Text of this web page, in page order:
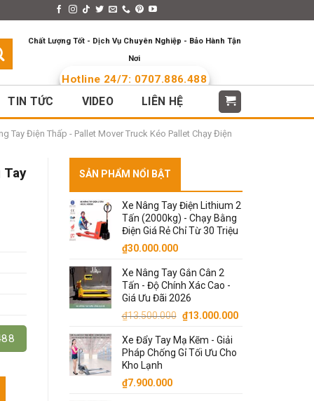
Chất Lượng Tốt - Dịch Vụ Chuyên Nghiệp - Bảo Hành Tận
Nơi
Hotline 24/7: 0707.886.488
TIN TỨC VIDEO LIÊN HỆ
Tay Điện Thấp - Pallet Mover Truck Kéo Pallet Chạy Điện
Tay
lượng
SẢN PHẨM NỔI BẬT
Xe Nâng Tay Điện Lithium 2
Tấn (2000kg) - Chạy Bằng
Điện Giá Rẻ Chỉ Từ 30 Triệu
₫30.000.000
Xe Nâng Tay Gắn Cân 2
Tấn - Độ Chính Xác Cao -
Giá Ưu Đãi 2026
₫13.500.000 Giá
là:
₫13.500.000.
₫13.000.000Giá
Xe Đẩy Tay Mạ Kẽm - Giải
Pháp Chống Gỉ Tối Ưu Cho
Kho Lạnh
₫7.900.000